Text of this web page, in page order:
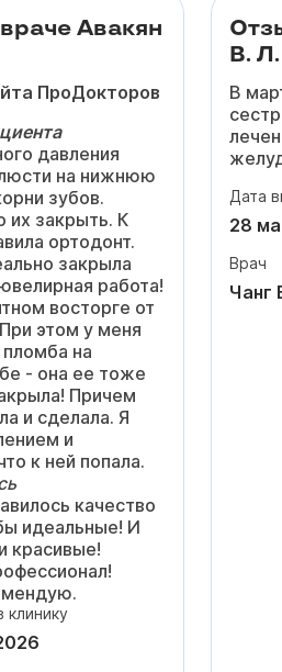
Авакян
ПроДокторов
давления
на нижнюю
зубов.
их закрыть. К
ортодонт.
закрыла
работа!
восторге от
этом у меня
на
- она ее тоже
Причем
и сделала. Я
и
к ней попала.
качество
идеальные! И
красивые!
клинику
В. Л.
В
был
Дата
28
Врач
Чанг